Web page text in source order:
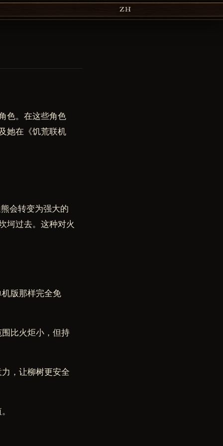
ZH
色。在这些角色
她在《饥荒联机
会转变为强大的
坷过去。这种对火
版那样完全免
比火炬小，但持
，让柳树更安全